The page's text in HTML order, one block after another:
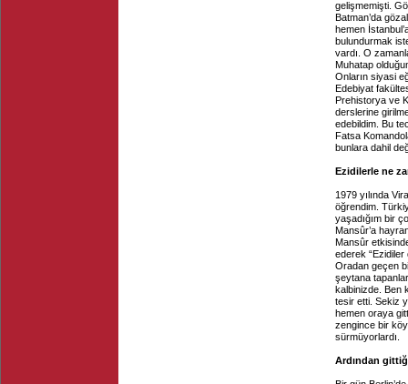
gelişmemişti.
Batman’da
hemen
bulundurmak
vardı. O
Muhatap
Onların siyasi
Edebiyat
Prehistorya ve
derslerine
edebildim. Bu
Fatsa
bunlara dahil
Ezidilerle ne
1979 yılında
öğrendim.
yaşadığım bir
Mansûr’a
Mansûr
ederek “Ezidiler
Oradan geçen
şeytana
kalbinizde. Ben
tesir etti. Sekiz
hemen oraya
zengince bir
sürmüyorlardı.
Ardından